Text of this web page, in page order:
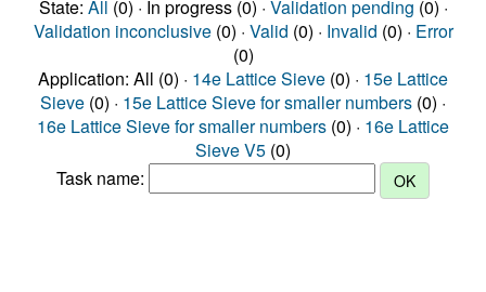
State: All (0) · In progress (0) · Validation pending (0) ·
Validation inconclusive(0) · Valid (0) · Invalid (0) · Error
(0)
Application: All (0) · 14e Lattice Sieve (0) · 15e Lattice
Sieve (0) · 15e Lattice Sieve for smaller numbers (0) ·
16e Lattice Sieve for smaller numbers (0) · 16e Lattice
Sieve V5 (0)
Task name: